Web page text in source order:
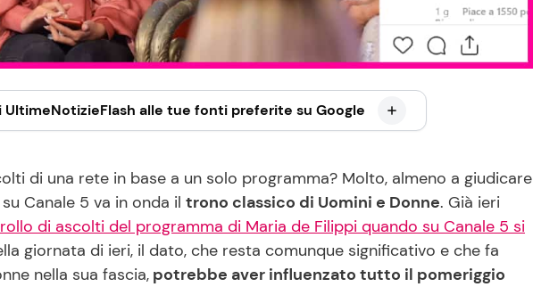
UltimeNotizieFlash alle tue fonti preferite su Google
di una rete in base a un solo programma? Molto, almeno a giudicare
Canale 5 va in onda il trono classico di Uomini e Donne. Già ieri
di ascolti del programma di Maria de Filippi quando su Canale 5 si
giornata di ieri, il dato, che resta comunque significativo e che fa
nella sua fascia, potrebbe aver influenzato tutto il pomeriggio